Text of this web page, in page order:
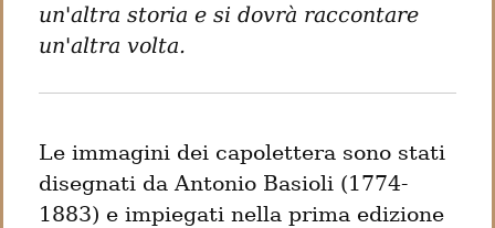
un'altra storia e si dovrà raccontare
un'altra volta.
Le immagini dei capolettera sono stati
disegnati da Antonio Basioli (1774-
1883) e impiegati nella prima edizione